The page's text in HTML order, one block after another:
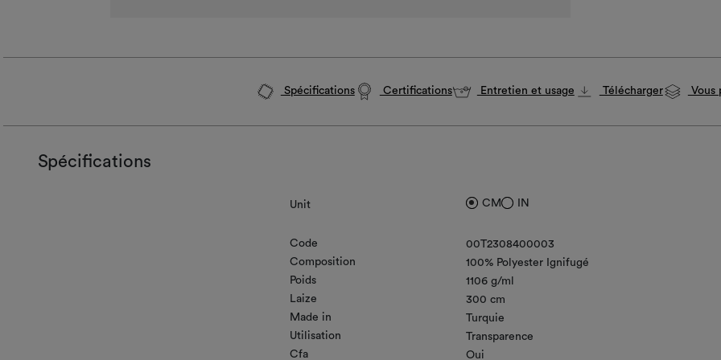
Spécifications Certifications Entretien et usage Télécharger Vous
Spécifications
Unit CM IN
Code
00T2308400003
Composition
100% Polyester Ignifugé
Poids
1106 g/ml
Laize
300 cm
Made in
Turquie
Utilisation
Transparence
Cfa
Oui